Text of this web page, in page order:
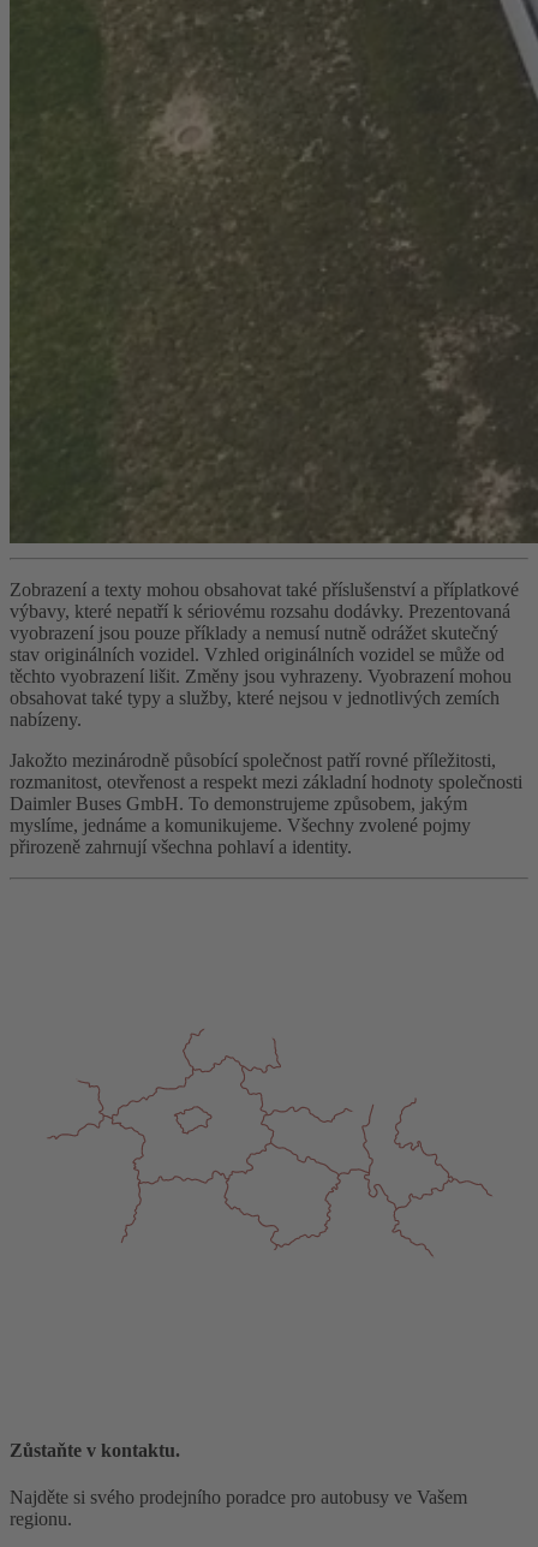
Zobrazení a texty mohou obsahovat také příslušenství a příplatkové
výbavy, které nepatří k sériovému rozsahu dodávky. Prezentovaná
vyobrazení jsou pouze příklady a nemusí nutně odrážet skutečný
stav originálních vozidel. Vzhled originálních vozidel se může od
těchto vyobrazení lišit. Změny jsou vyhrazeny. Vyobrazení mohou
obsahovat také typy a služby, které nejsou v jednotlivých zemích
nabízeny.
Jakožto mezinárodně působící společnost patří rovné příležitosti,
rozmanitost, otevřenost a respekt mezi základní hodnoty společnosti
Daimler Buses GmbH. To demonstrujeme způsobem, jakým
myslíme, jednáme a komunikujeme. Všechny zvolené pojmy
přirozeně zahrnují všechna pohlaví a identity.
Zůstaňte v kontaktu.
Najděte si svého prodejního poradce pro autobusy ve Vašem
regionu.